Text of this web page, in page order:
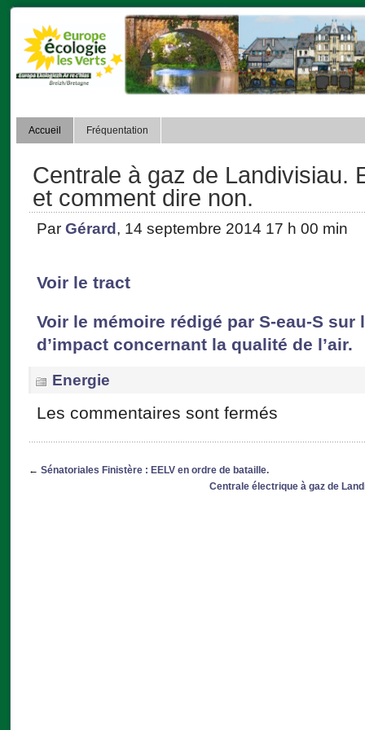
Accueil Fréquentation
Centrale à gaz de Landivisiau.
et comment dire non.
Par Gérard , 14 septembre 2014 17 h 00 min
Voir le tract
Voir le mémoire rédigé par S-eau-S sur
d’impact concernant la qualité de l’air.
Energie
Les commentaires sont fermés
← Sénatoriales Finistère : EELV en ordre de bataille.
Centrale électrique à gaz de